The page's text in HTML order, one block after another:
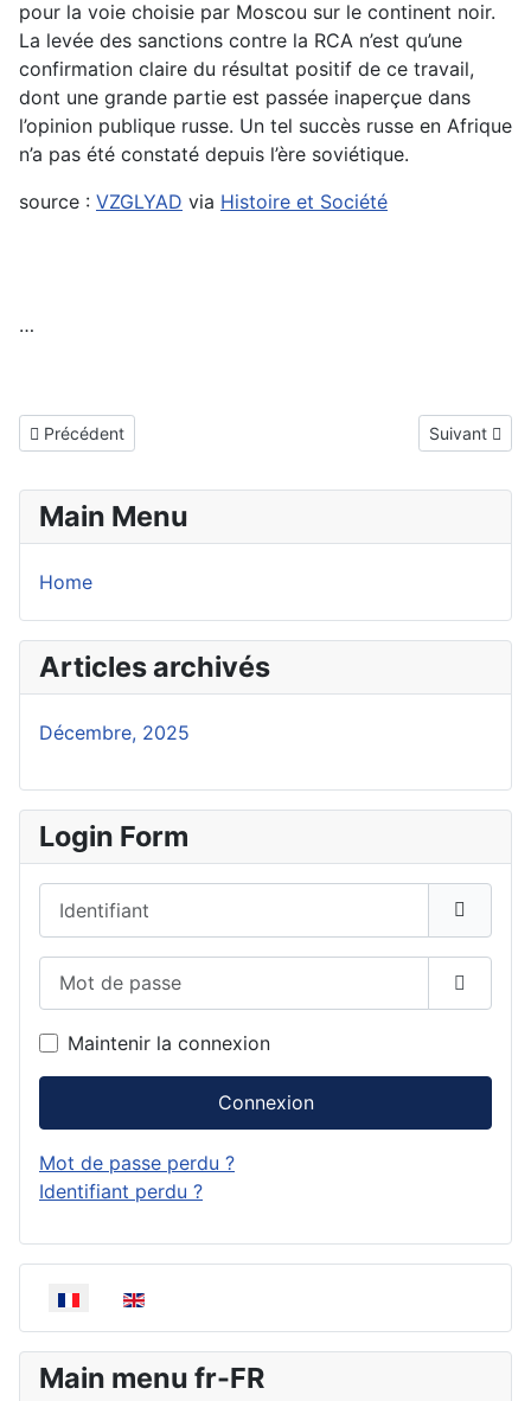
pour la voie choisie par Moscou sur le continent noir.
La levée des sanctions contre la RCA n’est qu’une
confirmation claire du résultat positif de ce travail,
dont une grande partie est passée inaperçue dans
l’opinion publique russe. Un tel succès russe en Afrique
n’a pas été constaté depuis l’ère soviétique.
source : VZGLYAD via Histoire et Société
…
Article précédent : La panique s’empare de l’entité sioniste
Précédent Article
Suivant
Main Menu
Home
Articles archivés
Décembre, 2025
Login Form
Maintenir la connexion
Connexion
Mot de passe perdu ?
Identifiant perdu ?
Sélectionnez votre langue
Main menu fr-FR